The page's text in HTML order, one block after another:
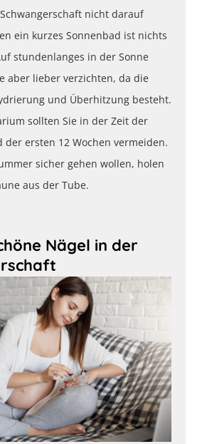
nicht darauf
ein kurzes Sonnenbad ist nichts
stundenlanges in der Sonne
aber lieber verzichten, da die
und Überhitzung besteht.
sollten Sie in der Zeit der
der ersten 12 Wochen vermeiden.
sicher gehen wollen, holen
aus der Tube.
Nägel in der